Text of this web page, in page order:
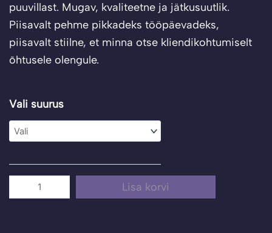
puuvillast. Mugav, kvaliteetne ja jätkusuutlik.
Piisavalt pehme pikkadeks tööpäevadeks,
piisavalt stiilne, et minna otse kliendikohtumiselt
õhtusele olengule.
Vali suurus
T-
särk
"Sisu
kogus
Lisa korvi